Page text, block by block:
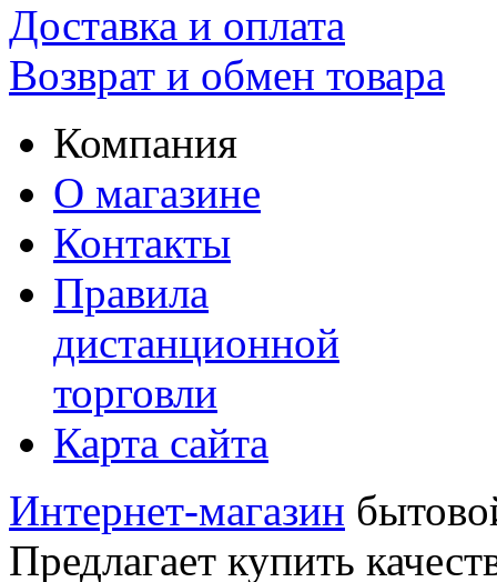
Доставка и оплата
Возврат и обмен товара
Компания
О магазине
Контакты
Правила
дистанционной
торговли
Карта сайта
Интернет-магазин
Предлагает купить